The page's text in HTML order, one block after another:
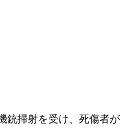
銃掃射を受け、死傷者が